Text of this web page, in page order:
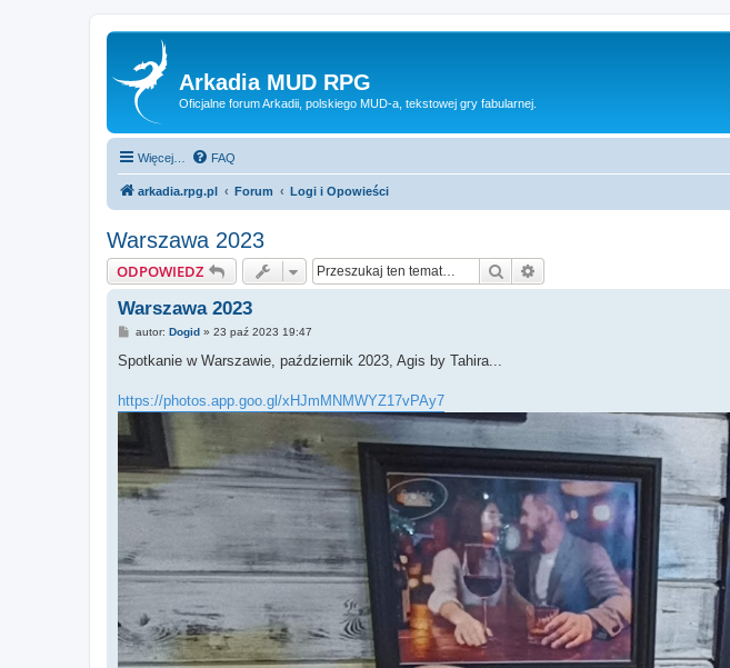
Arkadia MUD RPG
Oficjalne forum Arkadii, polskiego MUD-a, tekstowej gry fabularnej.
Więcej… FAQ
arkadia.rpg.pl Forum Logi i Opowieści
Warszawa 2023
ODPOWIEDZ Szukaj
Warszawa 2023
P
s
autor: Dogid» 23 paź 2023 19:47
Spotkanie w Warszawie, październik 2023, Agis by Tahira...
https://photos.app.goo.gl/xHJmMNMWYZ17vPAy7